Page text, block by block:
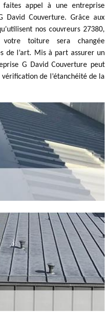
appel à une entreprise
David Couverture. Grâce aux
nos couvreurs 27380,
votre toiture sera changée
de l’art. Mis à part assurer un
G David Couverture peut
de l’étanchéité de la